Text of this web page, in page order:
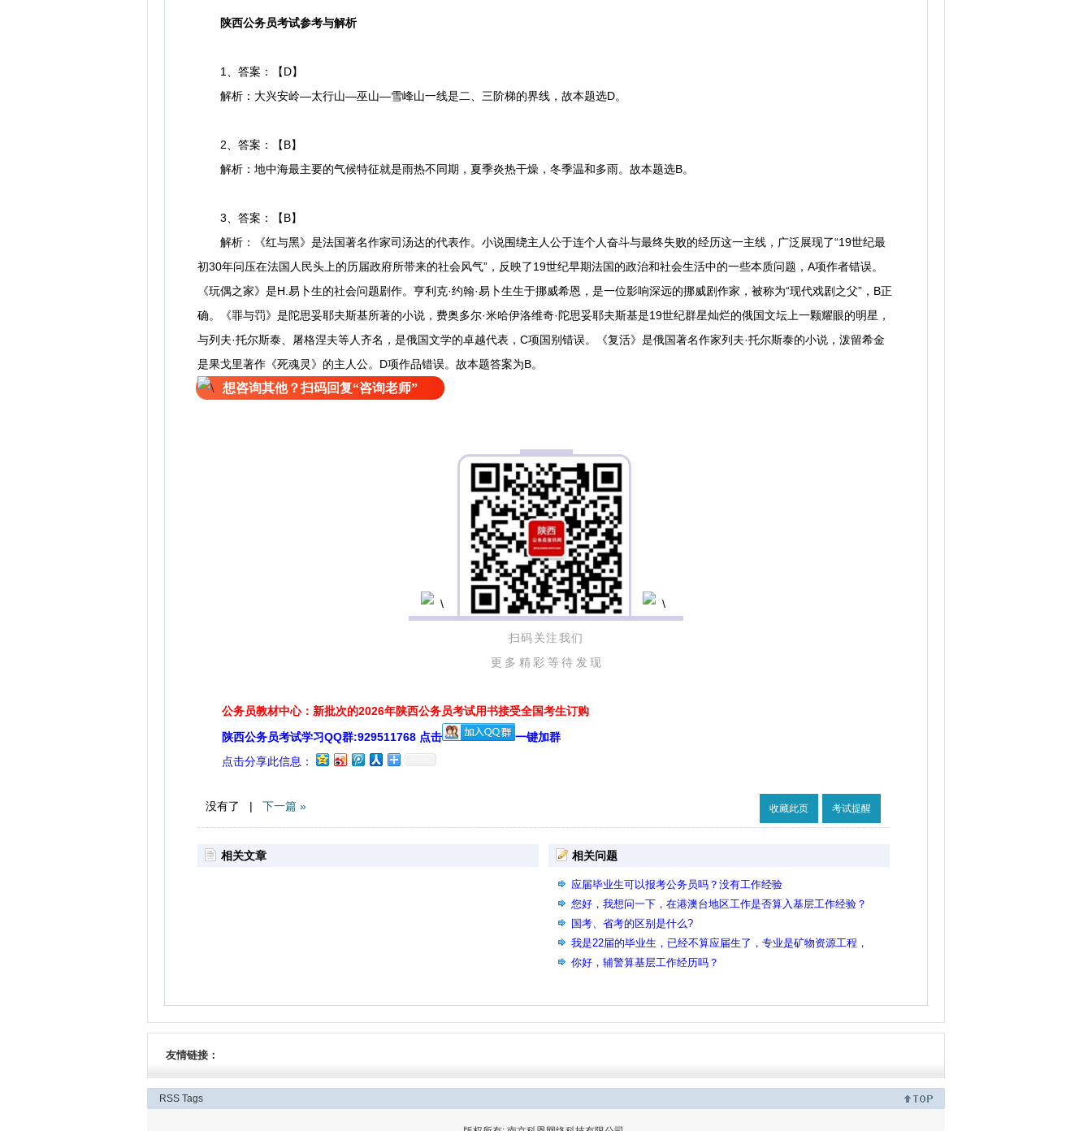
陕西公务员考试参考与解析
1、答案：【D】
解析：大兴安岭—太行山—巫山—雪峰山一线是二、三阶梯的界线，故本题选D。
2、答案：【B】
解析：地中海最主要的气候特征就是雨热不同期，夏季炎热干燥，冬季温和多雨。故本题选B。
3、答案：【B】
解析：《红与黑》是法国著名作家司汤达的代表作。小说围绕主人公于连个人奋斗与最终失败的经历这一主线，广泛展现了“19世纪最
初30年问压在法国人民头上的历届政府所带来的社会风气”，反映了19世纪早期法国的政治和社会生活中的一些本质问题，A项作者错误。
《玩偶之家》是H.易卜生的社会问题剧作。亨利克·约翰·易卜生生于挪威希恩，是一位影响深远的挪威剧作家，被称为“现代戏剧之父”，B正
确。《罪与罚》是陀思妥耶夫斯基所著的小说，费奥多尔·米哈伊洛维奇·陀思妥耶夫斯基是19世纪群星灿烂的俄国文坛上一颗耀眼的明星，
与列夫·托尔斯泰、屠格涅夫等人齐名，是俄国文学的卓越代表，C项国别错误。《复活》是俄国著名作家列夫·托尔斯泰的小说，泼留希金
是果戈里著作《死魂灵》的主人公。D项作品错误。故本题答案为B。
想咨询其他？扫码回复“咨询老师”
扫码关注我们
更多精彩等待发现
公务员教材中心：新批次的2026年陕西公务员考试用书接受全国考生订购
陕西公务员考试学习QQ群:929511768 点击
一键加群
点击分享此信息：
没有了 | 下一篇 » 收藏此页 考试提醒
相关文章 相关问题
应届毕业生可以报考公务员吗？没有工作经验
您好，我想问一下，在港澳台地区工作是否算入基层工作经验？
谢谢
国考、省考的区别是什么?
我是22届的毕业生，已经不算应届生了，专业是矿物资源工程，
可以报考哪些岗位呢？
你好，辅警算基层工作经历吗？
友情链接：
RSS Tags